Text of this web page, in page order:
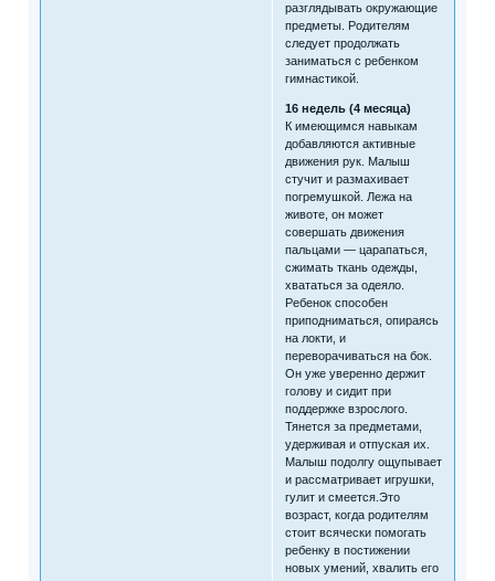
разглядывать окружающие
предметы. Родителям
следует продолжать
заниматься с ребенком
гимнастикой.
16 недель (4 месяца)
К имеющимся навыкам
добавляются активные
движения рук. Малыш
стучит и размахивает
погремушкой. Лежа на
животе, он может
совершать движения
пальцами — царапаться,
сжимать ткань одежды,
хвататься за одеяло.
Ребенок способен
приподниматься, опираясь
на локти, и
переворачиваться на бок.
Он уже уверенно держит
голову и сидит при
поддержке взрослого.
Тянется за предметами,
удерживая и отпуская их.
Малыш подолгу ощупывает
и рассматривает игрушки,
гулит и смеется.Это
возраст, когда родителям
стоит всячески помогать
ребенку в постижении
новых умений, хвалить его